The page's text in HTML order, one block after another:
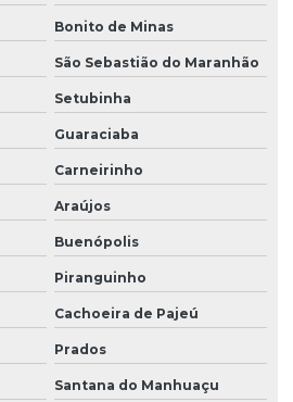
Bonito de Minas
São Sebastião do Maranhão
Setubinha
Guaraciaba
Carneirinho
Araújos
Buenópolis
Piranguinho
Cachoeira de Pajeú
Prados
Santana do Manhuaçu